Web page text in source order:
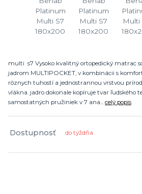
multi s7 Vysoko kvalitný ortopedický matrac
jadrom MULTIPOCKET, v kombinácii s
rôznych tuhostí a jednostrannou vrstvou
vlákna. jadro dokonale kopíruje tvar ľudského
samostatných pružiniek v 7 ana... celý popis
Dostupnosť do týždňa